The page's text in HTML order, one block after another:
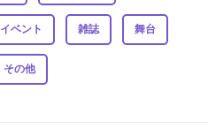
イベント 雑誌 舞台
その他